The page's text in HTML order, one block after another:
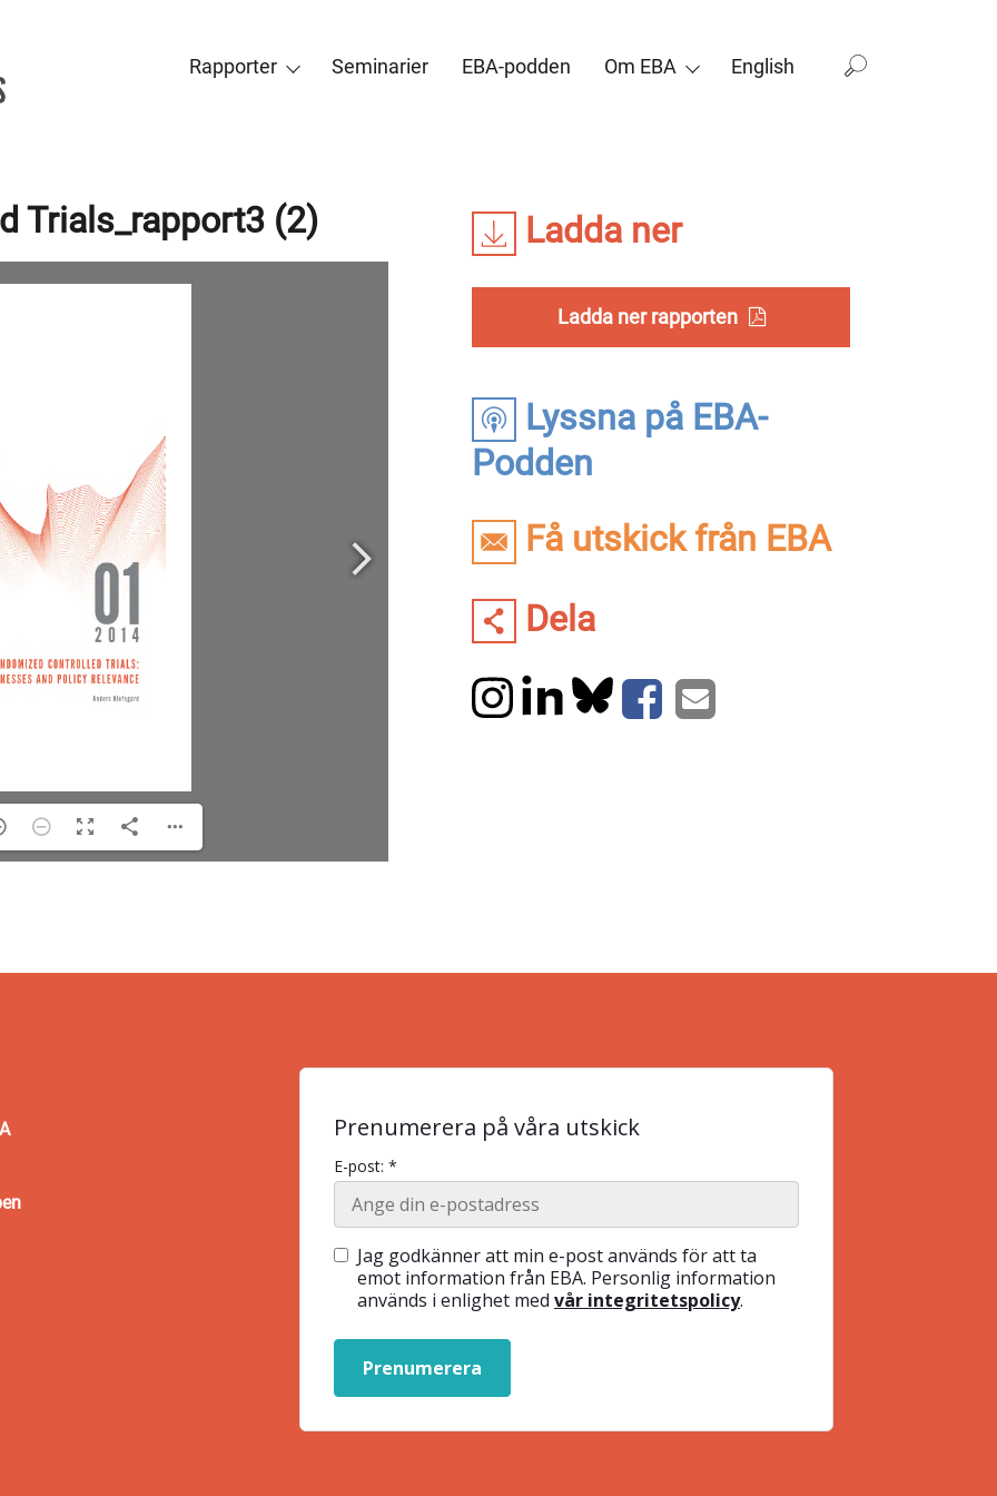
Rapporter Seminarier EBA-podden Om EBA English
Ladda ner
Ladda ner rapporten
Lyssna på EBA-
Podden
Få utskick från EBA
Dela
Trials_rapport3 (2)
Prenumerera på våra utskick
E-post: *
Jag godkänner att min e-post används för att ta
emot information från EBA. Personlig information
används i enlighet med vår integritetspolicy.
Prenumerera